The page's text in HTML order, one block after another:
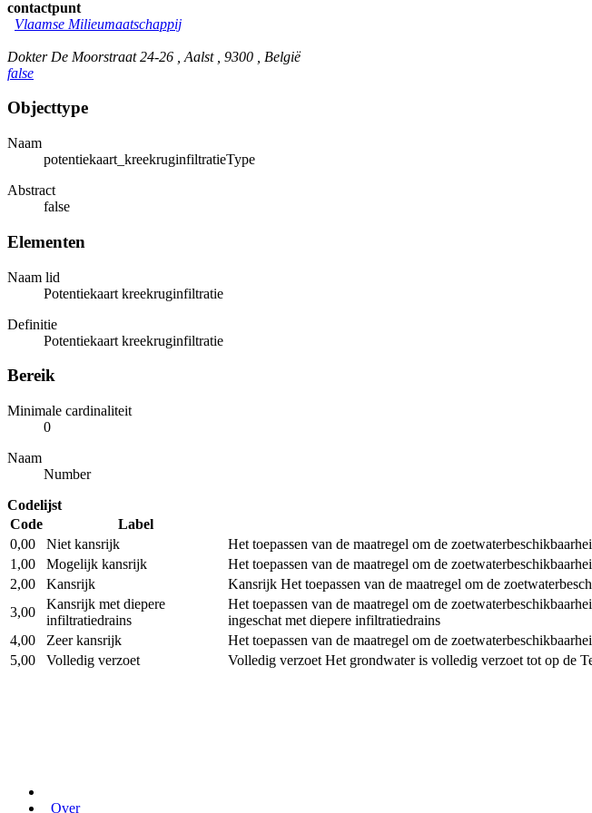
contactpunt
Vlaamse Milieumaatschappij
Dokter De Moorstraat 24-26 , Aalst , 9300 , België
false
Objecttype
Naam
potentiekaart_kreekruginfiltratieType
Abstract
false
Elementen
Naam lid
Potentiekaart kreekruginfiltratie
Definitie
Potentiekaart kreekruginfiltratie
Bereik
Minimale cardinaliteit
0
Naam
Number
Codelijst
Code
Label
0,00
Niet kansrijk
Het toepassen van de maatregel om de
1,00
Mogelijk kansrijk
Het toepassen van de maatregel om de
2,00
Kansrijk
Kansrijk Het toepassen van de maatregel om de
3,00
Kansrijk met diepere
infiltratiedrains
Het toepassen van de maatregel om de
ingeschat met diepere infiltratiedrains
4,00
Zeer kansrijk
Het toepassen van de maatregel om de
5,00
Volledig verzoet Volledig verzoet Het grondwater is volledig verzoet tot op de
Over